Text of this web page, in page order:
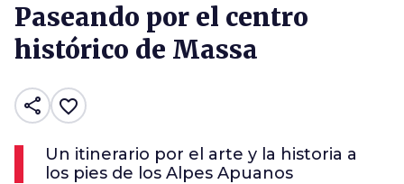
Paseando por el centro
histórico de Massa
share favorite_border
Un itinerario por el arte y la historia a
los pies de los Alpes Apuanos